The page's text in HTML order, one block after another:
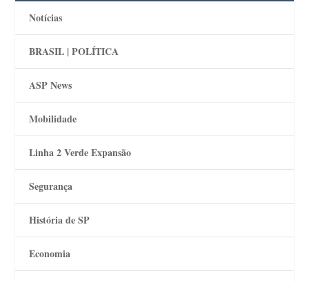
Notícias
BRASIL | POLÍTICA
ASP News
Mobilidade
Linha 2 Verde Expansão
Segurança
História de SP
Economia